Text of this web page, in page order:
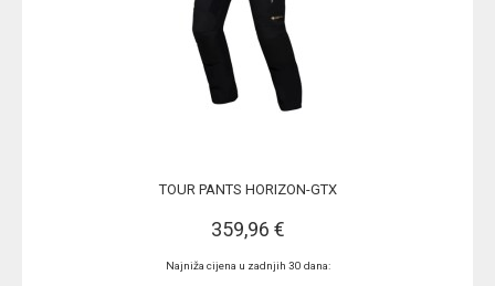
TOUR PANTS HORIZON-GTX
359,96 €
Najniža cijena u zadnjih 30 dana: